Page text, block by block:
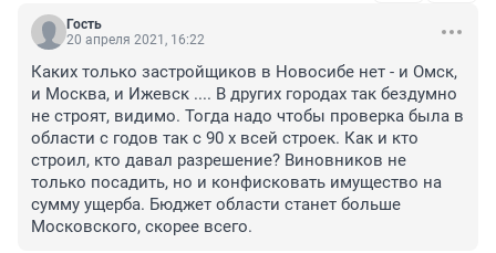
Гость
20 апреля 2021, 16:22
Каких только застройщиков в Новосибе нет - и Омск,
и Москва, и Ижевск .... В других городах так бездумно
не строят, видимо. Тогда надо чтобы проверка была в
области с годов так с 90 х всей строек. Как и кто
строил, кто давал разрешение? Виновников не
только посадить, но и конфисковать имущество на
сумму ущерба. Бюджет области станет больше
Московского, скорее всего.